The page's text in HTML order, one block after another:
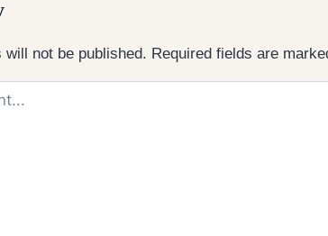
will not be published. Required fields are